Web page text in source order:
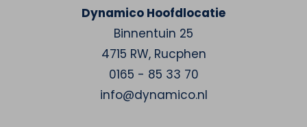
Dynamico Hoofdlocatie
Binnentuin 25
4715 RW, Rucphen
0165 - 85 33 70
info@dynamico.nl